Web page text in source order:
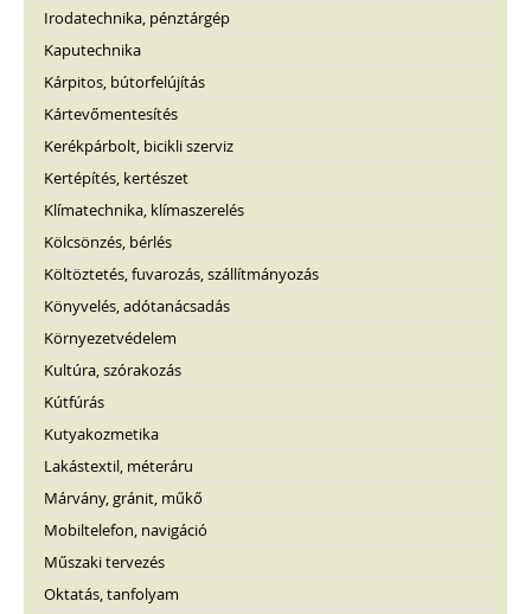
Irodatechnika, pénztárgép
Kaputechnika
Kárpitos, bútorfelújítás
Kártevőmentesítés
Kerékpárbolt, bicikli szerviz
Kertépítés, kertészet
Klímatechnika, klímaszerelés
Kölcsönzés, bérlés
Költöztetés, fuvarozás, szállítmányozás
Könyvelés, adótanácsadás
Környezetvédelem
Kultúra, szórakozás
Kútfúrás
Kutyakozmetika
Lakástextil, méteráru
Márvány, gránit, műkő
Mobiltelefon, navigáció
Műszaki tervezés
Oktatás, tanfolyam